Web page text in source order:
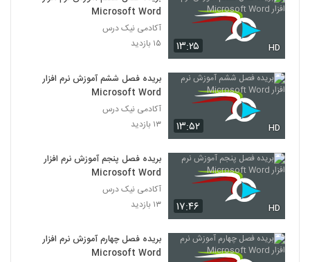
۱۳:۲۵ HD
Microsoft Word
آکادمی نیک درس
۱۵ بازدید
۱۳:۵۲ HD
بریده فصل ششم آموزش نرم افزار
Microsoft Word
آکادمی نیک درس
۱۳ بازدید
۱۷:۴۶ HD
بریده فصل پنجم آموزش نرم افزار
Microsoft Word
آکادمی نیک درس
۱۳ بازدید
بریده فصل چهارم آموزش نرم افزار
Microsoft Word